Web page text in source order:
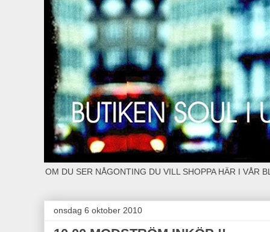
OM DU SER NÅGONTING DU VILL SHOPPA HÄR I VÅR
onsdag 6 oktober 2010